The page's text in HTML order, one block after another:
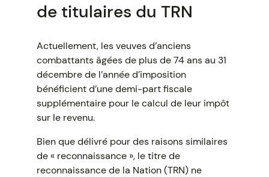
de titulaires du TRN
Actuellement, les veuves d’anciens
combattants âgées de plus de 74 ans au 31
décembre de l’année d’imposition
bénéficient d’une demi-part fiscale
supplémentaire pour le calcul de leur impôt
sur le revenu.
Bien que délivré pour des raisons similaires
de « reconnaissance », le titre de
reconnaissance de la Nation (TRN) ne